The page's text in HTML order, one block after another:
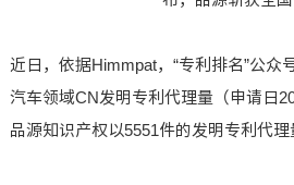
近日，依据Himmpat，“专利排名”公众
汽车领域CN发明专利代理量（申请日
品源知识产权以5551件的发明专利代理